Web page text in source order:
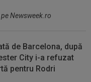
Newsweek.ro
de Barcelona, după
City i-a refuzat
pentru Rodri